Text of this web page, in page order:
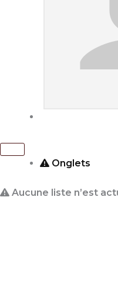
Onglets
Aucune liste n’est